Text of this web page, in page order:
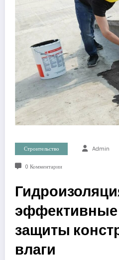
Строительство Admin
0 Комментарии
защиты
влаги